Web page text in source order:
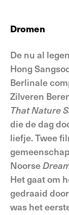
Dromen
De nu al
Hong
Berlinale
Zilveren
That Nature
die de dag
liefje. Twee
Noorse
Het gaat om
gedraaid
was het